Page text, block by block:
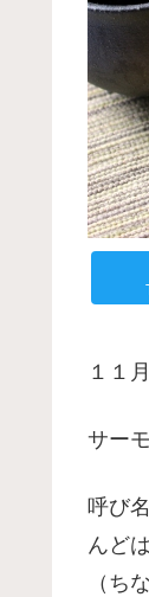
１１
サー
呼び
んど
（ち